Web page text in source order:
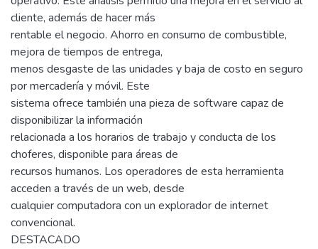
cliente, además de hacer más
rentable el negocio. Ahorro en consumo de combustible,
mejora de tiempos de entrega,
menos desgaste de las unidades y baja de costo en seguro
por mercadería y móvil. Este
sistema ofrece también una pieza de software capaz de
disponibilizar la información
relacionada a los horarios de trabajo y conducta de los
choferes, disponible para áreas de
recursos humanos. Los operadores de esta herramienta
acceden a través de un web, desde
cualquier computadora con un explorador de internet
convencional.
DESTACADO